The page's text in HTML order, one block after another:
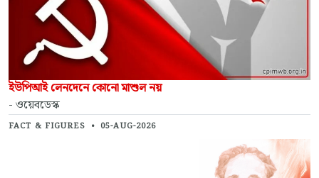
ইউপিআই লেনদেনে কোনো মাশুল নয়
- ওয়েবডেস্ক
FACT & FIGURES • 05-AUG-2026